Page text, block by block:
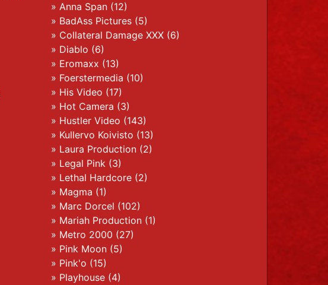
» Anna Span(12)
» BadAss Pictures(5)
» Collateral Damage XXX(6)
» Diablo (6)
» Eromaxx (13)
» Foerstermedia (10)
» His Video (17)
» Hot Camera (3)
» Hustler Video (143)
» Kullervo Koivisto (13)
» Laura Production(2)
» Legal Pink(3)
» Lethal Hardcore(2)
» Magma (1)
» Marc Dorcel (102)
» Mariah Production(1)
» Metro 2000 (27)
» Pink Moon(5)
» Pink'o (15)
» Playhouse(4)